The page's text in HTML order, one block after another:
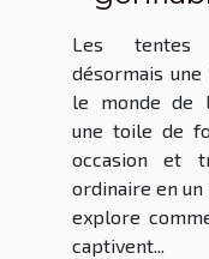
les
Les tentes
désormais
le monde de
une toile de
occasion et
ordinaire en
explore
captivent...